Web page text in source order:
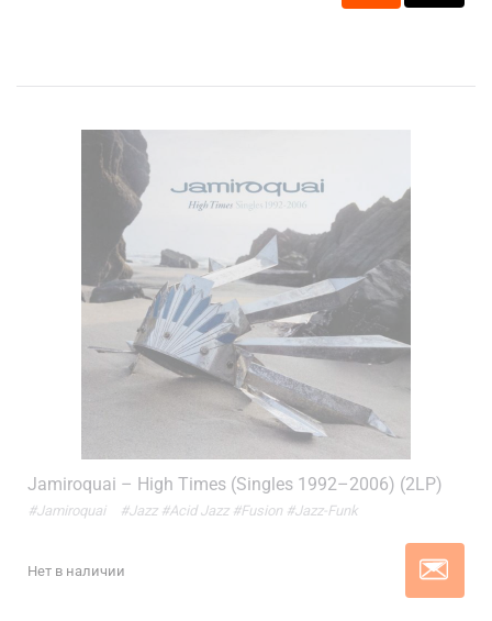
Jamiroquai – High Times (Singles 1992–2006) (2LP)
#Jamiroquai #Jazz #Acid Jazz #Fusion #Jazz-Funk
Нет в наличии